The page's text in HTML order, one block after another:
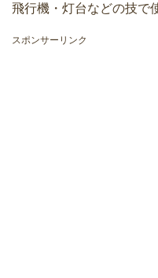
飛行機・灯台などの技で
スポンサーリンク